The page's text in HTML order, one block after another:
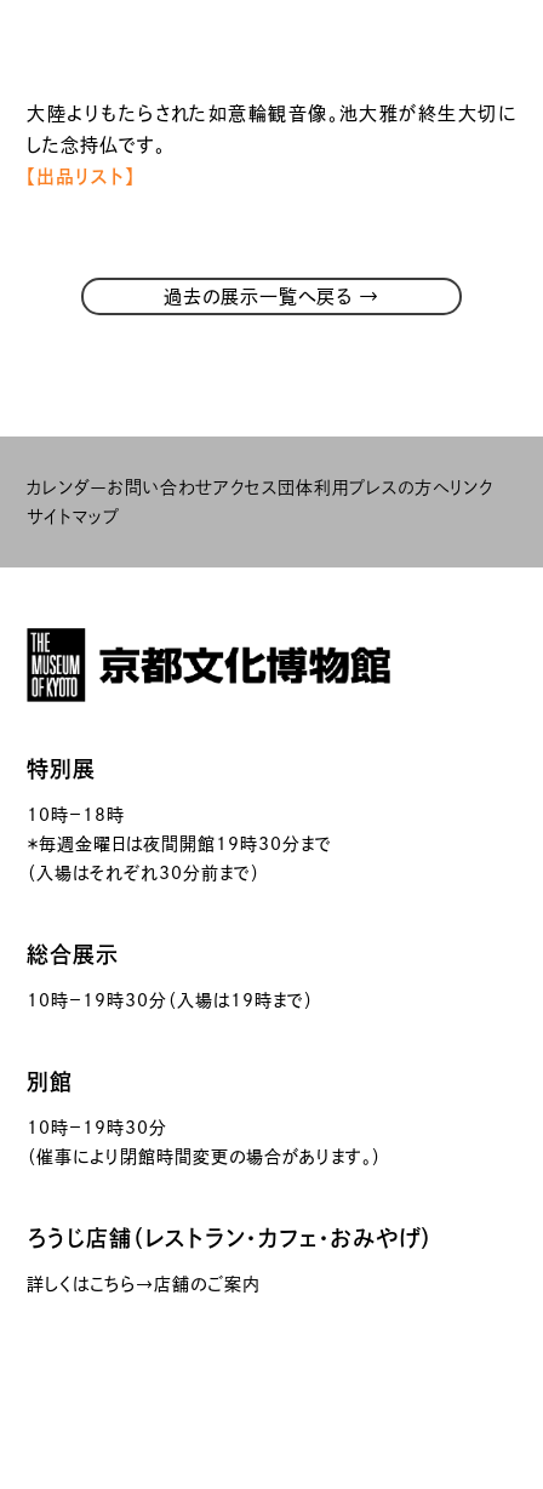
大陸よりもたらされた如意輪観音像。池大雅が終生大切に
した念持仏です。
【出品リスト】
過去の展示一覧へ戻る →
カレンダーお問い合わせアクセス 団体利用 プレスの方へリンク
サイトマップ
特別展
10時－18時
＊毎週金曜日は夜間開館19時30分まで
（入場はそれぞれ30分前まで）
総合展示
10時－19時30分（入場は19時まで）
別館
10時－19時30分
（催事により閉館時間変更の場合があります。）
ろうじ店舗（レストラン・カフェ・おみやげ）
詳しくはこちら→店舗のご案内